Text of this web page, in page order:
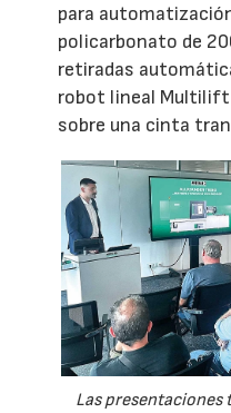
para
policarbonato de
retiradas
robot lineal Multilift
sobre una cinta
Las